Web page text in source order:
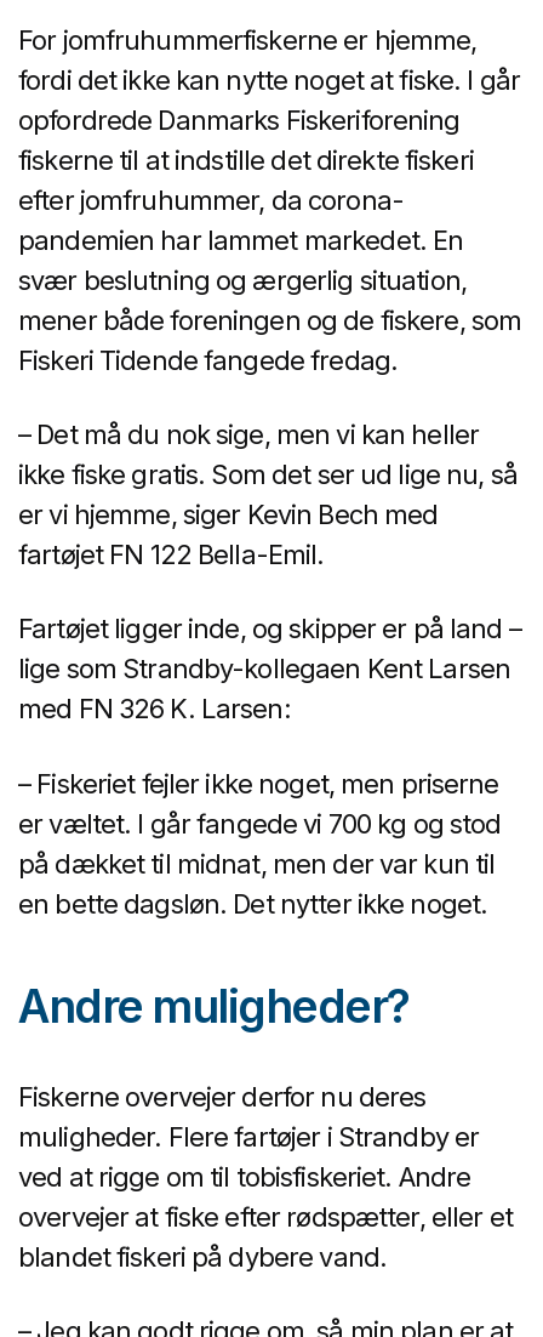
For jomfruhummerfiskerne er hjemme,
fordi det ikke kan nytte noget at fiske. I går
opfordrede Danmarks Fiskeriforening
fiskerne til at indstille det direkte fiskeri
efter jomfruhummer, da corona-
pandemien har lammet markedet. En
svær beslutning og ærgerlig situation,
mener både foreningen og de fiskere, som
Fiskeri Tidende fangede fredag.
– Det må du nok sige, men vi kan heller
ikke fiske gratis. Som det ser ud lige nu, så
er vi hjemme, siger Kevin Bech med
fartøjet FN 122 Bella-Emil.
Fartøjet ligger inde, og skipper er på land –
lige som Strandby-kollegaen Kent Larsen
med FN 326 K. Larsen:
– Fiskeriet fejler ikke noget, men priserne
er væltet. I går fangede vi 700 kg og stod
på dækket til midnat, men der var kun til
en bette dagsløn. Det nytter ikke noget.
Andre muligheder?
Fiskerne overvejer derfor nu deres
muligheder. Flere fartøjer i Strandby er
ved at rigge om til tobisfiskeriet. Andre
overvejer at fiske efter rødspætter, eller et
blandet fiskeri på dybere vand.
– Jeg kan godt rigge om, så min plan er at